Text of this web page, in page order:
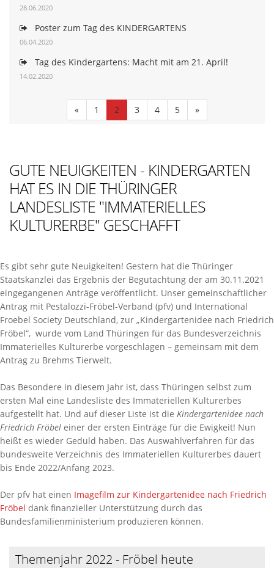
28.06.2020
Poster zum Tag des KINDERGARTENS
06.04.2020
Tag des Kindergartens: Macht mit am 21. April!
14.02.2020
« 1 2 3 4 5 »
GUTE NEUIGKEITEN - KINDERGARTEN
HAT ES IN DIE THÜRINGER
LANDESLISTE "IMMATERIELLES
KULTURERBE" GESCHAFFT
Es gibt sehr gute Neuigkeiten! Gestern hat die Thüringer
Staatskanzlei das Ergebnis der Begutachtung der am 30.11.2021
eingegangenen Anträge veröffentlicht. Unser gemeinschaftlicher
Antrag mit Pestalozzi-Fröbel-Verband (pfv) und International
Froebel Society Deutschland, zur „Kindergartenidee nach Friedrich
Fröbel“, wurde vom Land Thüringen für das Bundesverzeichnis
Immaterielles Kulturerbe vorgeschlagen – gemeinsam mit dem
Antrag zu Brehms Tierwelt.
Das Besondere in diesem Jahr ist, dass Thüringen selbst zum
ersten Mal eine Landesliste des Immateriellen Kulturerbes
aufgestellt hat. Und auf dieser Liste ist die Kindergartenidee nach
Friedrich Fröbel einer der ersten Einträge für die Ewigkeit! Nun
heißt es wieder Geduld haben. Das Auswahlverfahren für das
bundesweite Verzeichnis des Immateriellen Kulturerbes dauert
bis Ende 2022/Anfang 2023.
Der pfv hat einen Imagefilm zur Kindergartenidee nach Friedrich
Fröbel dank finanzieller Unterstützung durch das
Bundesfamilienministerium produzieren können.
Themenjahr 2022 - Fröbel heute